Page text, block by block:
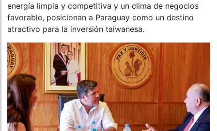
energía limpia y competitiva y un clima de negocios
favorable, posicionan a Paraguay como un destino
atractivo para la inversión taiwanesa.